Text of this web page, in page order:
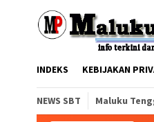
INDEKS KEBIJAKAN
NEWS SBT Maluku